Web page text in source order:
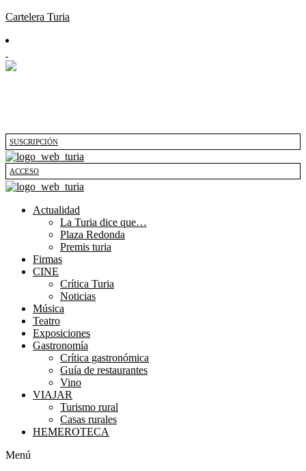
Cartelera Turia
SUSCRIPCIÓN
ACCESO
Actualidad
La Turia dice que…
Plaza Redonda
Premis turia
Firmas
CINE
Crítica Turia
Noticias
Música
Teatro
Exposiciones
Gastronomía
Crítica gastronómica
Guía de restaurantes
Vino
VIAJAR
Turismo rural
Casas rurales
HEMEROTECA
Menú